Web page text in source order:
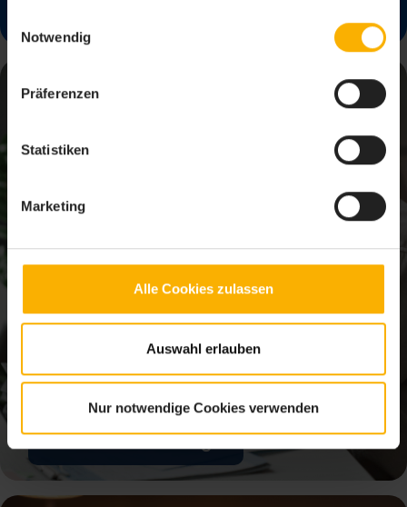
Cookies, wenn Sie unsere Webseite weiterhin nutzen.
Notwendig
Präferenzen
Statistiken
Marketing
Alle Cookies zulassen
Auswahl erlauben
Nur notwendige Cookies verwenden
Büro & Dienstleistungen